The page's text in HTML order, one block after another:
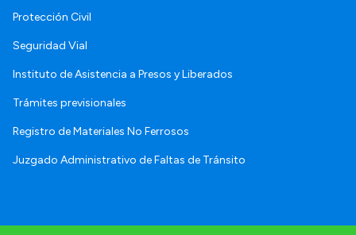
Protección Civil
Seguridad Vial
Instituto de Asistencia a Presos y Liberados
Trámites previsionales
Registro de Materiales No Ferrosos
Juzgado Administrativo de Faltas de Tránsito